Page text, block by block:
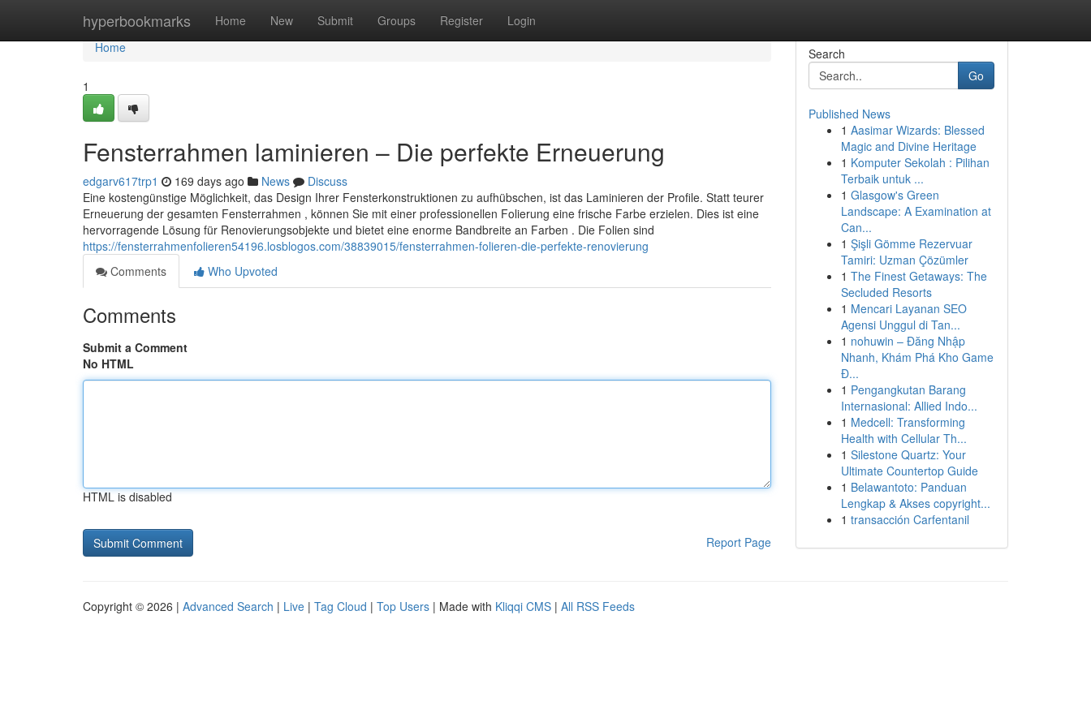
hyperbookmarks Home New Submit Groups Register Login
Home
Home
1
Fensterrahmen laminieren – Die perfekte Erneuerung
edgarv617trp1 169 days ago News
Discuss
Eine kostengünstige Möglichkeit, das Design Ihrer Fensterkonstruktionen zu aufhübschen, ist das Laminieren der Profile. Statt teurer
Erneuerung der gesamten Fensterrahmen , können Sie mit einer professionellen Folierung eine frische Farbe erzielen. Dies ist eine
hervorragende Lösung für Renovierungsobjekte und bietet eine enorme Bandbreite an Farben . Die Folien sind
https://fensterrahmenfolieren54196.losblogos.com/38839015/fensterrahmen-folieren-die-perfekte-renovierung
Comments
Who Upvoted
Comments
Submit a Comment
No HTML
HTML is disabled
Report Page
Search
Go
Published News
1 Aasimar Wizards: Blessed
Magic and Divine Heritage
1 Komputer Sekolah : Pilihan
Terbaik untuk ...
1 Glasgow's Green
Landscape: A Examination at
Can...
1 Şişli Gömme Rezervuar
Tamiri: Uzman Çözümler
1 The Finest Getaways: The
Secluded Resorts
1 Mencari Layanan SEO
Agensi Unggul di Tan...
1 nohuwin – Đăng Nhập
Nhanh, Khám Phá Kho Game
Đ...
1 Pengangkutan Barang
Internasional: Allied Indo...
1 Medcell: Transforming
Health with Cellular Th...
1 Silestone Quartz: Your
Ultimate Countertop Guide
1 Belawantoto: Panduan
Lengkap & Akses copyright...
1 transacción Carfentanil
Copyright © 2026 | Advanced Search | Live | Tag Cloud | Top Users | Made with Kliqqi CMS | All RSS Feeds